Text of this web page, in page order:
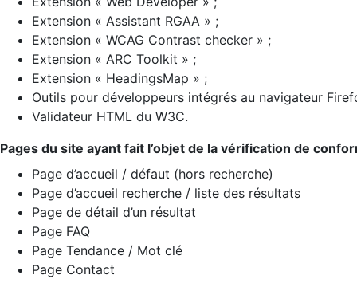
Extension « Assistant RGAA » ;
Extension « WCAG Contrast checker » ;
Extension « ARC Toolkit » ;
Extension « HeadingsMap » ;
Outils pour développeurs intégrés au navigateur
Validateur HTML du W3C.
Pages du site ayant fait l’objet de la vérification de
Page d’accueil / défaut (hors recherche)
Page d’accueil recherche / liste des résultats
Page de détail d’un résultat
Page FAQ
Page Tendance / Mot clé
Page Contact